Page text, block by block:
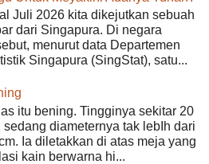
Juli 2026 kita dikejutkan sebuah
dari Singapura. Di negara
menurut data Departemen
Singapura (SingStat), satu...
itu bening. Tingginya sekitar 20
sedang diameternya tak lebIh dari
Ia diletakkan di atas meja yang
kain berwarna hi...